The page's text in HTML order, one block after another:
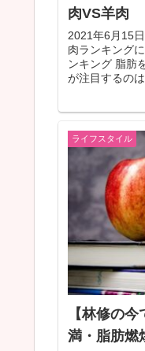
肉VS羊肉
2021年6月15
肉ランキング
ンキング 脂肪
が注目するの
ライフスタイル
【林修の
満・脂肪燃